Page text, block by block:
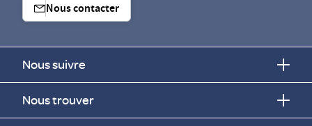
Nous contacter
Nous suivre
Nous trouver